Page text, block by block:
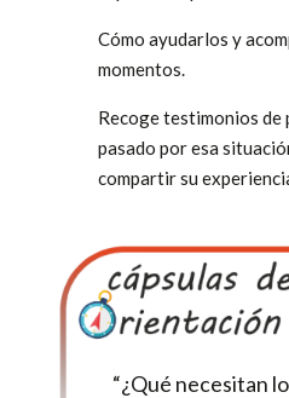
Cómo ayudarlos y
momentos.
Recoge testimonios de
pasado por esa
compartir su
“¿Qué necesitan